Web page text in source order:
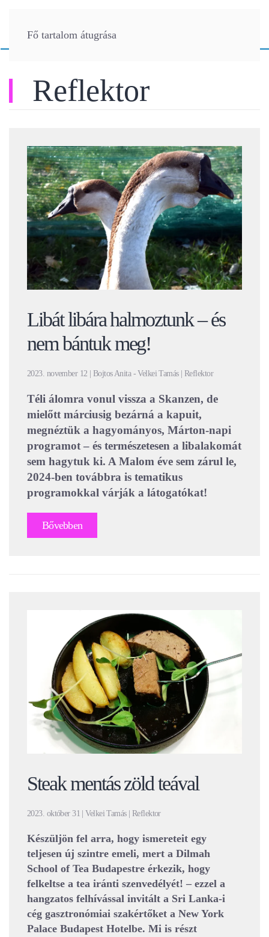
Fő tartalom átugrása
Reflektor
Libát libára halmoztunk – és
nem bántuk meg!
2023. november 12 | Bojtos Anita - Velkei Tamás | Reflektor
Téli álomra vonul vissza a Skanzen, de
mielőtt márciusig bezárná a kapuit,
megnéztük a hagyományos, Márton-napi
programot – és természetesen a libalakomát
sem hagytuk ki. A Malom éve sem zárul le,
2024-ben továbbra is tematikus
programokkal várják a látogatókat!
Bővebben
Steak mentás zöld teával
2023. október 31 | Velkei Tamás | Reflektor
Készüljön fel arra, hogy ismereteit egy
teljesen új szintre emeli, mert a Dilmah
School of Tea Budapestre érkezik, hogy
felkeltse a tea iránti szenvedélyét! – ezzel a
hangzatos felhívással invitált a Sri Lanka-i
cég gasztronómiai szakértőket a New York
Palace Budapest Hotelbe. Mi is részt